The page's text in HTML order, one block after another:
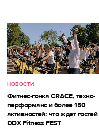
НОВОСТИ
Фитнес-гонка CRACE, техно-
перформанс и более 150
активностей: что ждет гостей
DDX Fitness FEST